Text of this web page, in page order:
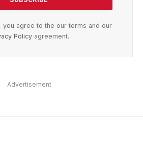
you agree to the our terms and our
Policyagreement.
Advertisement